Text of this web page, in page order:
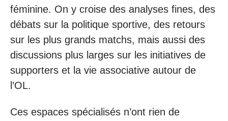
féminine. On y croise des analyses fines, des
débats sur la politique sportive, des retours
sur les plus grands matchs, mais aussi des
discussions plus larges sur les initiatives de
supporters et la vie associative autour de
l’OL.
Ces espaces spécialisés n’ont rien de